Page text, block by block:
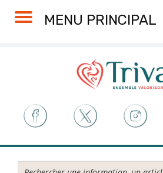
MENU PRINCIPAL
Rechercher...